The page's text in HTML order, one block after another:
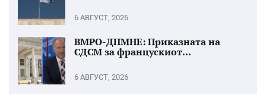
6 АВГУСТ, 2026
ВМРО-ДПМНЕ: Приказната на
СДСМ за францускиот...
6 АВГУСТ, 2026